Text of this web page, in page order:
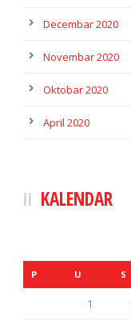
Decembar 2020
Novembar 2020
Oktobar 2020
April 2020
KALENDAR
P U S
1